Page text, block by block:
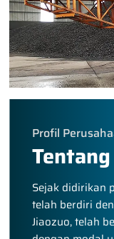
Profil
Sejak didirikan
telah berdiri
Jiaozuo, telah